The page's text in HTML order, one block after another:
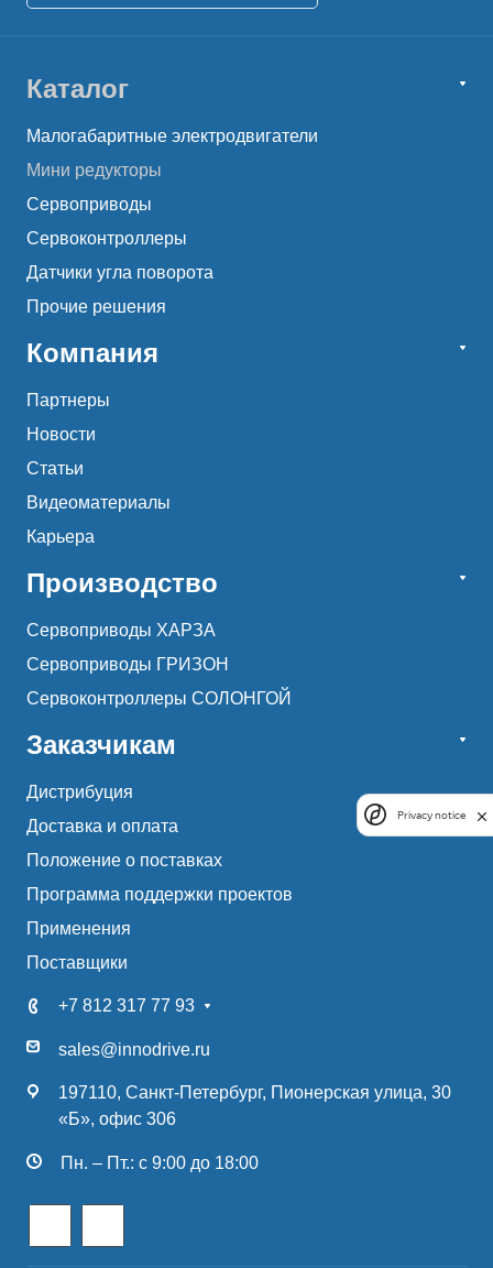
Каталог
Малогабаритные электродвигатели
Мини редукторы
Сервоприводы
Сервоконтроллеры
Датчики угла поворота
Прочие решения
Компания
Партнеры
Новости
Статьи
Видеоматериалы
Карьера
Производство
Сервоприводы ХАРЗА
Сервоприводы ГРИЗОН
Сервоконтроллеры СОЛОНГОЙ
Заказчикам
Дистрибуция
Доставка и оплата
Положение о поставках
Программа поддержки проектов
Применения
Поставщики
+7 812 317 77 93
sales@innodrive.ru
197110, Санкт-Петербург, Пионерская улица, 30
«Б», офис 306
Пн. – Пт.: с 9:00 до 18:00
Privacy notice